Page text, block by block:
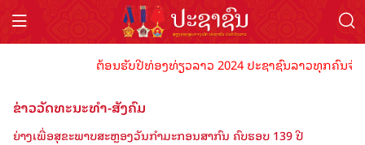
ຕ້ອນຮັບປີທ່ອງທ່ຽວລາວ 2024 ປະຊາຊົນລາວທຸກຄົນຈົ່ງ
ຂ່າວວັດທະນະທຳ-ສັງຄົມ
ຍ່າງເພື່ອສຸຂະພາບສະຫຼອງວັນ​ກໍາມະກອນ​ສາກົນ ຄົບຮອບ 139 ປີ